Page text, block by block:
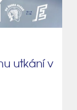
utkání v